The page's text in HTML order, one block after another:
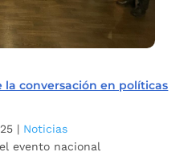
conversación en políticas
| Noticias
evento nacional